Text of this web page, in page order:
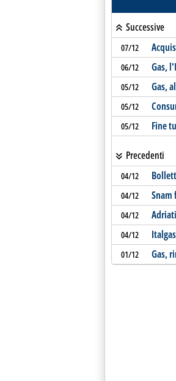
Successive
07/12
06/12 Gas,
05/12 Gas,
05/12
05/12 Fine
Precedenti
04/12
04/12 Snam
04/12
04/12
01/12 Gas,